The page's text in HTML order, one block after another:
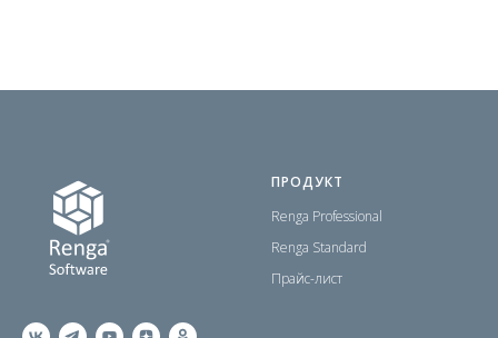
ПРОДУКТ
Renga Professional
Renga Standard
Прайс-лист